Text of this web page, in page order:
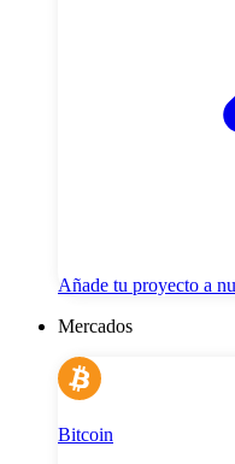
Añade tu proyecto a
Mercados
Bitcoin